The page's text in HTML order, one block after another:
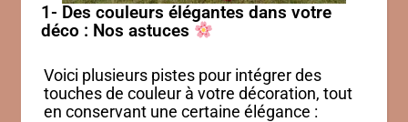
1- Des couleurs élégantes dans votre
déco : Nos astuces
Voici plusieurs pistes pour intégrer des
touches de couleur à votre décoration, tout
en conservant une certaine élégance :